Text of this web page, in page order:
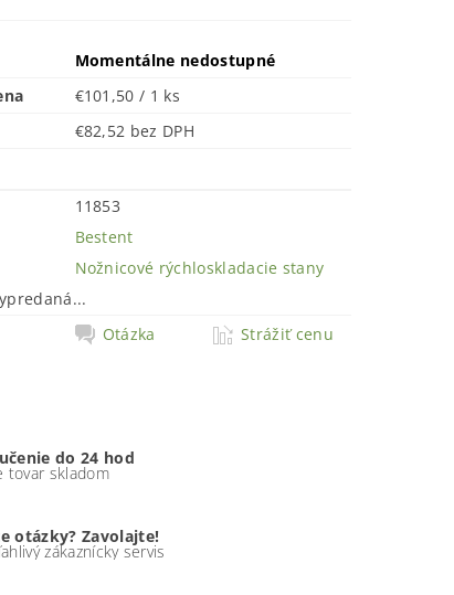
Momentálne nedostupné
€101,50 / 1 ks
€82,52 bez DPH
11853
Bestent
Nožnicové rýchloskladacie stany
Otázka Strážiť cenu
do 24 hod
tovar skladom
otázky? Zavolajte!
zákaznícky servis